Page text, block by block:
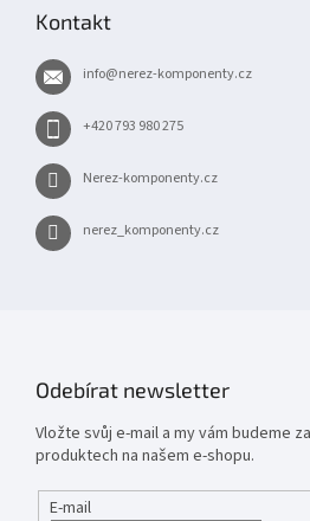
Kontakt
info@nerez-komponenty.cz
+420 793 980 275
Nerez-komponenty.cz
nerez_komponenty.cz
Odebírat newsletter
Vložte svůj e-mail a my vám budeme
produktech na našem e-shopu.
E-mail